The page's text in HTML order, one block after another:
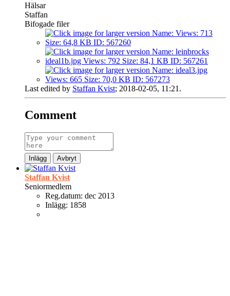
Hälsar
Staffan
Bifogade filer
Last edited by Staffan Kvist; 2018-02-05, 11:21 .
Comment
Inlägg Avbryt
Staffan Kvist
Seniormedlem
Reg.datum: dec 2013
Inlägg: 1858